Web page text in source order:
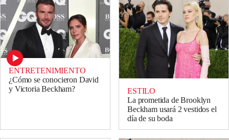
ENTRETENIMIENTO
¿Cómo se conocieron David
y Victoria Beckham?
ESTILO
La prometida de Brooklyn
Beckham usará 2 vestidos el
día de su boda